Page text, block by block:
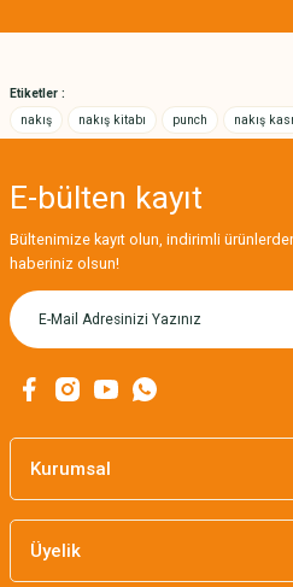
CÂLIN İŞLENEBİLİR HEDİYE
169,00 TL
Etiketler :
nakış
nakış kitabı punch nakış
E-bülten kayıt
Bültenimize kayıt olun, indirimli
haberiniz olsun!
Kurumsal
Üyelik